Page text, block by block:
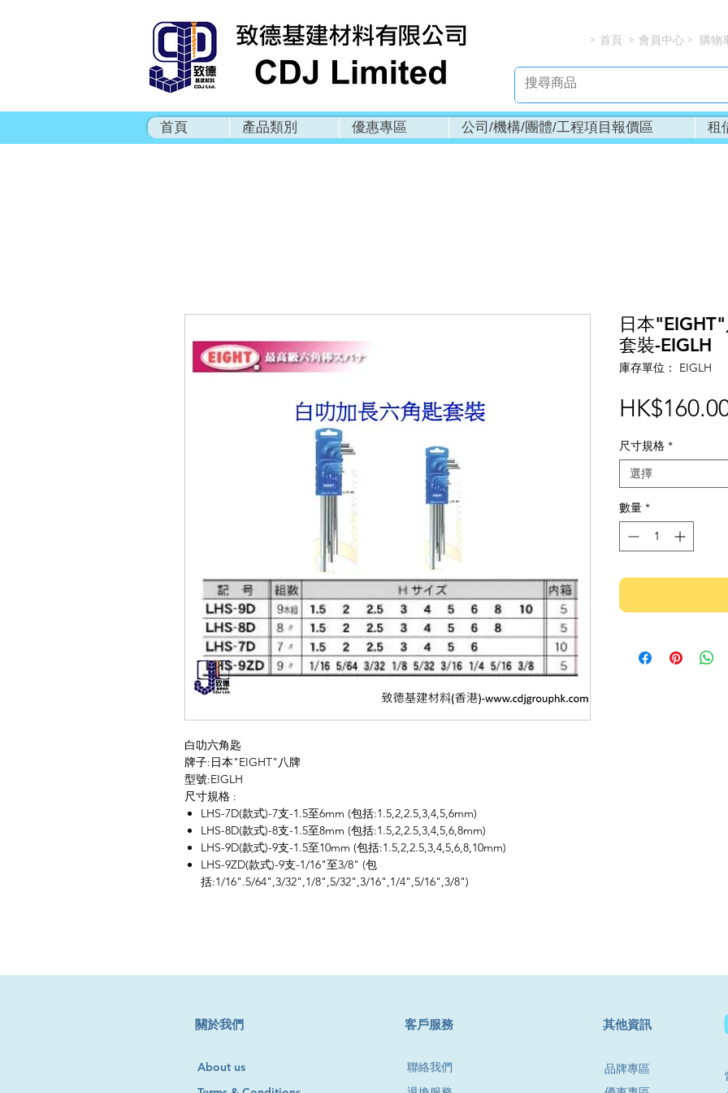
> > >
首頁 會員中心 購物
首頁 產品類別 優惠專區 公司/機構/團體/工程項目報價區 租
白叻六角匙
牌子:日本"EIGHT"八牌
型號:EIGLH
尺寸規格 :
LHS-7D(款式)-7支-1.5至6mm (包括:1.5,2,2.5,3,4,5,6mm)
LHS-8D(款式)-8支-1.5至8mm (包括:1.5,2,2.5,3,4,5,6,8mm)
LHS-9D(款式)-9支-1.5至10mm (包括:1.5,2,2.5,3,4,5,6,8,10mm)
LHS-9ZD(款式)-9支-1/16"至3/8" (包
括:1/16".5/64",3/32",1/8",5/32",3/16",1/4",5/16",3/8")
日本
套裝-EIGLH
庫存單位： EIGLH
尺寸規格 *
選擇
數量 *
​關於我們
About us
​客戶服務
聯絡我們
其他資訊
品牌專區